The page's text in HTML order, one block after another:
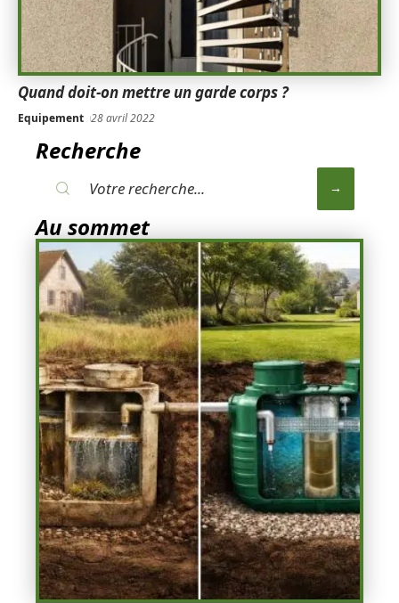
Quand doit-on mettre un garde corps ?
Equipement 28 avril 2022
Recherche
Au sommet